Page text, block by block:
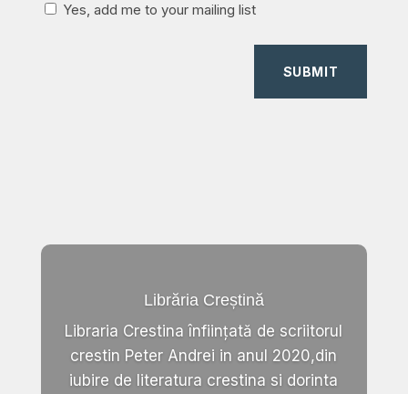
Yes, add me to your mailing list
SUBMIT
Librăria Creștină
Libraria Crestina înființată de scriitorul
crestin Peter Andrei in anul 2020,din
iubire de literatura crestina si dorinta